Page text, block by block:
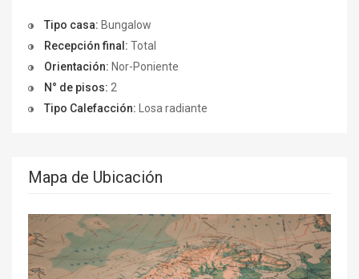
Tipo casa: Bungalow
Recepción final: Total
Orientación: Nor-Poniente
N° de pisos: 2
Tipo Calefacción: Losa radiante
Mapa de Ubicación